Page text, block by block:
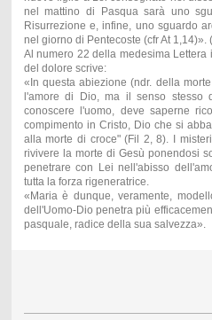
nel mattino di Pasqua sarà uno
Risurrezione e, infine, uno sguardo
nel giorno di Pentecoste (cfr At 1,14)».
Al numero 22 della medesima
del dolore scrive:
«In questa abiezione (ndr. della
l'amore di Dio, ma il senso stesso
conoscere l'uomo, deve saperne
compimento in Cristo, Dio che si
alla morte di croce" (Fil 2, 8). I
rivivere la morte di Gesù ponendosi
penetrare con Lei nell'abisso
tutta la forza rigeneratrice.
«Maria è dunque, veramente,
dell'Uomo-Dio penetra più
pasquale, radice della sua salvezza».